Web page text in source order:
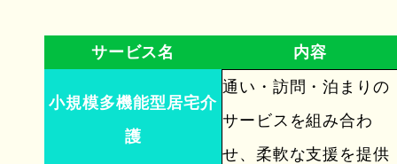
サービス名 内容
小規模多機能型居宅介
護
通い・訪問・泊まりの
サービスを組み合わ
せ、柔軟な支援を提供